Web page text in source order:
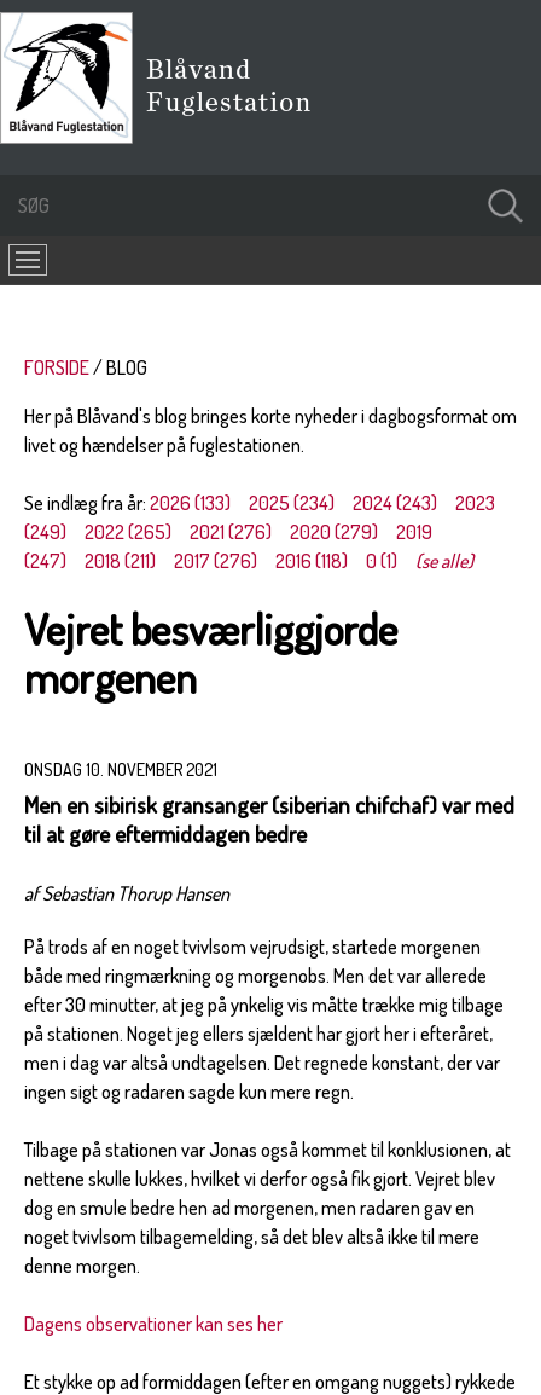
FORSIDE
BLOG
Her på Blåvand's blog bringes korte nyheder i dagbogsformat om
livet og hændelser på fuglestationen.
Se indlæg fra år: 2026 (133) 2025 (234) 2024 (243)
2023
(249)
2022 (265) 2021 (276) 2020 (279)
2019
(247)
2018 (211) 2017 (276) 2016 (118) 0 (1) (se alle)
Vejret besværliggjorde
morgenen
ONSDAG 10. NOVEMBER 2021
Men en sibirisk gransanger (siberian chifchaf) var med
til at gøre eftermiddagen bedre
af Sebastian Thorup Hansen
På trods af en noget tvivlsom vejrudsigt, startede morgenen
både med ringmærkning og morgenobs. Men det var allerede
efter 30 minutter, at jeg på ynkelig vis måtte trække mig tilbage
på stationen. Noget jeg ellers sjældent har gjort her i efteråret,
men i dag var altså undtagelsen. Det regnede konstant, der var
ingen sigt og radaren sagde kun mere regn.
Tilbage på stationen var Jonas også kommet til konklusionen, at
nettene skulle lukkes, hvilket vi derfor også fik gjort. Vejret blev
dog en smule bedre hen ad morgenen, men radaren gav en
noget tvivlsom tilbagemelding, så det blev altså ikke til mere
denne morgen.
Dagens observationer kan ses her
Et stykke op ad formiddagen (efter en omgang nuggets) rykkede